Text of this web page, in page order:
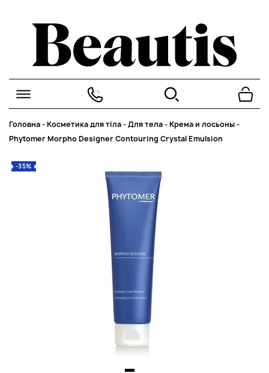
Головна-Косметика для тіла-Для тела-Крема и лосьоны-
Phytomer Morpho Designer Contouring Crystal Emulsion
-35%